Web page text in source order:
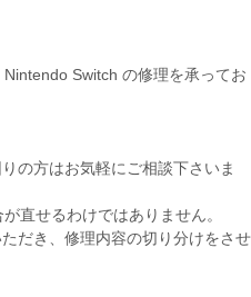
Switch の修理を承ってお
の方はお気軽にご相談下さいま
直せるわけではありません。
だき、修理内容の切り分けをさせ